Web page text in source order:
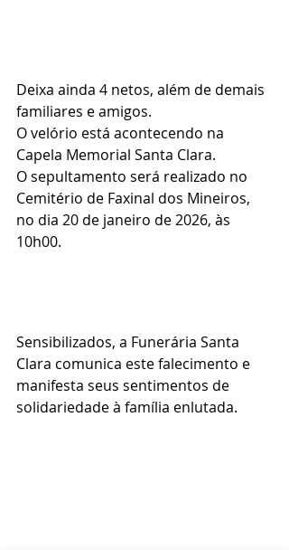
Deixa ainda 4 netos, além de demais
familiares e amigos.
O velório está acontecendo na
Capela Memorial Santa Clara.
O sepultamento será realizado no
Cemitério de Faxinal dos Mineiros,
no dia 20 de janeiro de 2026, às
10h00.
Sensibilizados, a Funerária Santa
Clara comunica este falecimento e
manifesta seus sentimentos de
solidariedade à família enlutada.